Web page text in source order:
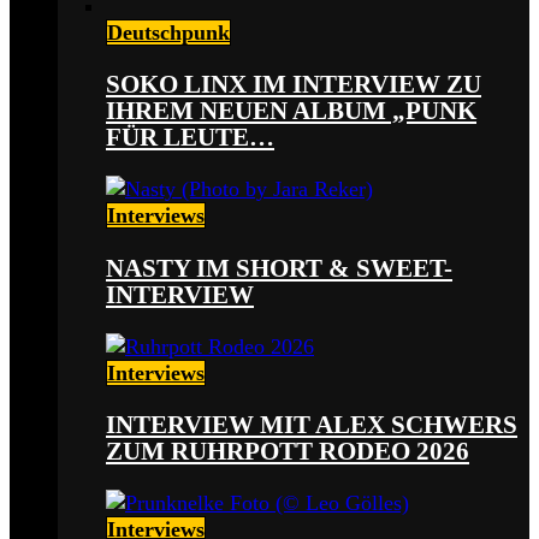
Deutschpunk
SOKO LINX IM INTERVIEW ZU
IHREM NEUEN ALBUM „PUNK
FÜR LEUTE…
Interviews
NASTY IM SHORT & SWEET-
INTERVIEW
Interviews
INTERVIEW MIT ALEX SCHWERS
ZUM RUHRPOTT RODEO 2026
Interviews